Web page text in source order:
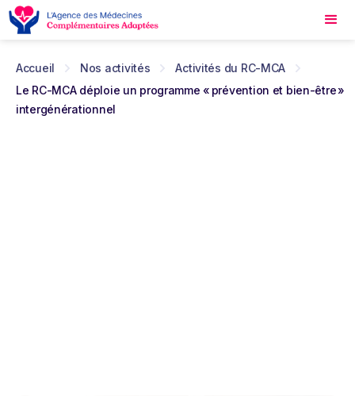
Accueil Nos activités
Activités du RC-MCA
Le RC-MCA déploie un programme « prévention et bien-être »
intergénérationnel